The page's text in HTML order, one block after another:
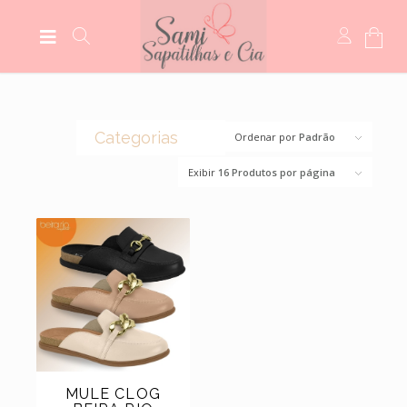
Ordenar porPadrão
Exibir 16 Produtos por página
MULE CLOG
Categorias
BOTAS
MEIAS (5)
MOCASSIM
SANDÁLIAS
SCARPINS
SAPATILHAS